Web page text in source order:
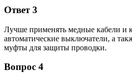
Ответ 3
Лучше применять медные кабели и
автоматические выключатели, а
муфты для защиты проводки.
Вопрос 4